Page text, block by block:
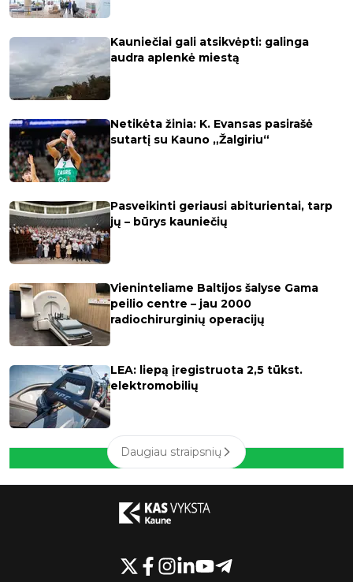
Kauniečiai gali atsikvėpti: galinga
audra aplenkė miestą
Netikėta žinia: K. Evansas pasirašė
sutartį su Kauno „Žalgiriu“
Pasveikinti geriausi abiturientai, tarp
jų – būrys kauniečių
Vieninteliame Baltijos šalyse Gama
peilio centre – jau 2000
radiochirurginių operacijų
LEA: liepą įregistruota 2,5 tūkst.
elektromobilių
Daugiau straipsnių